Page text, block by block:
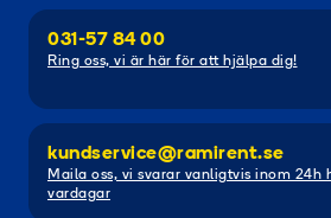
031-57 84 00
Ring oss, vi är här för att hjälpa dig!
kundservice@ramirent.se
Maila oss, vi svarar vanligtvis inom 24h
vardagar